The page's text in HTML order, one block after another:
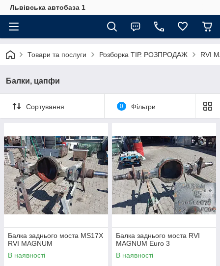
Львівська автобаза 1
Товари та послуги Розборка ТІР. РОЗПРОДАЖ RVI
Балки, цапфи
Сортування 0 Фільтри
Балка заднього моста MS17X
RVI MAGNUM
В наявності
Балка заднього моста RVI
MAGNUM Euro 3
В наявності